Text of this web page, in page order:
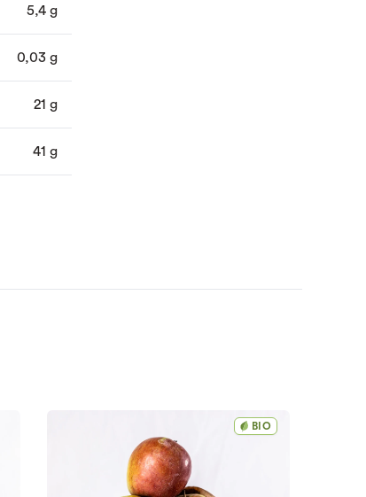
5,4 g
0,03 g
21 g
41 g
BIO